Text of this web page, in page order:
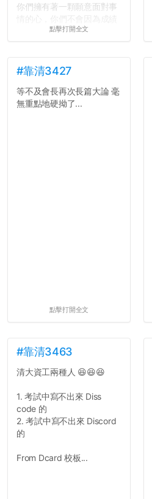
你們擁有著一顆願意面對事
壓力而選擇逃避(作弊)，在
績無法體現你們的努力，但
往後你們正直的態度一定會
讓你們在社會上適應得更
好。最後，那些作弊的同
點擊打開全文
#靠清3427
等不及會長再次長篇大論 毫
無重點地硬拗了...
點擊打開全文
#靠清3463
清大資工兩種人 😆😆😆
1. 考試中寫不出來 Diss
code 的
2. 考試中寫不出來 Discord
的
From Dcard 校板...